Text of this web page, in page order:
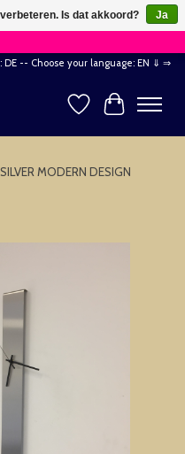
×
-- Choose your language: EN ⇓ ⇒
Verlanglijst
MODERN DESIGN
Is dat akkoord?
Ja